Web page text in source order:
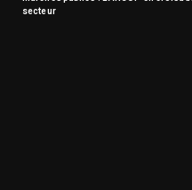
secteur